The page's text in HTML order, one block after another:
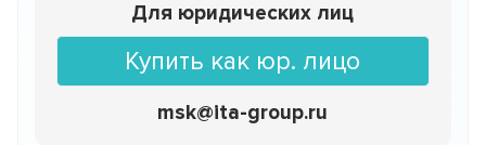
Для юридических лиц
Купить как юр. лицо
msk@ita-group.ru